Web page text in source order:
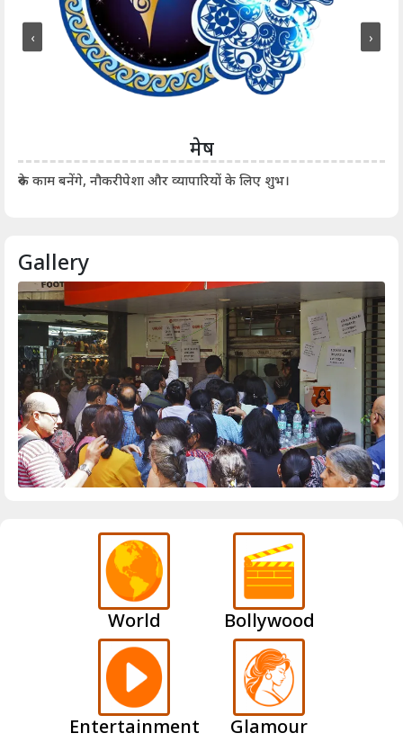
मेष
रुके काम बनेंगे, नौकरीपेशा और व्यापारियों के लिए शुभ।
‹ ›
Gallery
World Bollywood
Entertainment Glamour